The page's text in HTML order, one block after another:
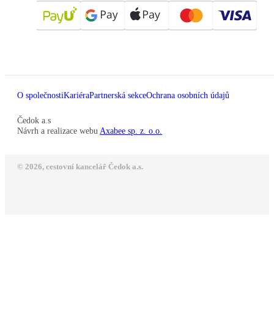
O společnostiKariéraPartnerská sekceOchrana osobních údajů
Čedok a.s
Návrh a realizace webu Axabee sp. z. o.o.
© 2026, cestovní kancelář Čedok a.s.